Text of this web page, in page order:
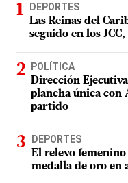
DEPORTES
Las Reinas del
seguido en los
POLÍTICA
Dirección
plancha única con
partido
DEPORTES
El relevo femenino
medalla de oro en